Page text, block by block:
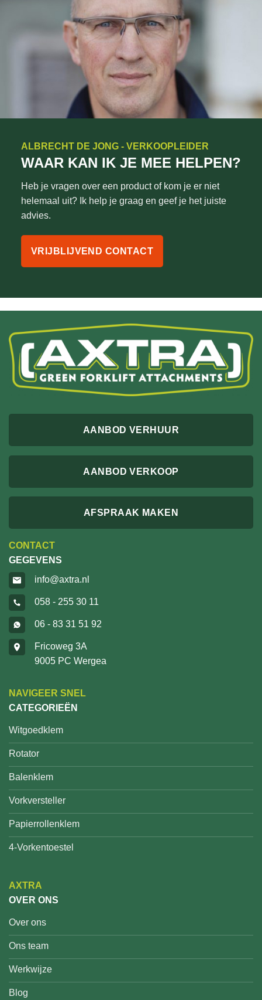
ALBRECHT DE JONG - VERKOOPLEIDER
WAAR KAN IK JE MEE HELPEN?
Heb je vragen over een product of kom je er niet
helemaal uit? Ik help je graag en geef je het juiste
advies.
VRIJBLIJVEND CONTACT
AANBOD VERHUUR
AANBOD VERKOOP
AFSPRAAK MAKEN
CONTACT
GEGEVENS
info@axtra.nl
058 - 255 30 11
06 - 83 31 51 92
Fricoweg 3A
9005 PC Wergea
NAVIGEER SNEL
CATEGORIEËN
Witgoedklem
Rotator
Balenklem
Vorkversteller
Papierrollenklem
4-Vorkentoestel
AXTRA
OVER ONS
Over ons
Ons team
Werkwijze
Blog